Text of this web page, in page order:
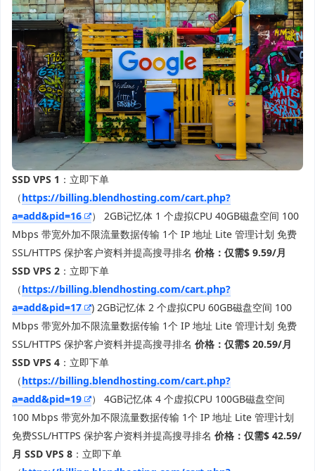
SSD VPS 1 ：立即下单
（https://billing.blendhosting.com/cart.php?
a=add&pid=16
） 2GB记忆体 1 个虚拟CPU 40GB磁盘空间 100
Mbps 带宽外加不限流量数据传输 1个 IP 地址 Lite 管理计划 免费
SSL/HTTPS 保护客户资料并提高搜寻排名 价格：仅需$ 9.59/月
SSD VPS 2 ：立即下单
（https://billing.blendhosting.com/cart.php?
a=add&pid=17
) 2GB记忆体 2 个虚拟CPU 60GB磁盘空间 100
Mbps 带宽外加不限流量数据传输 1个 IP 地址 Lite 管理计划 免费
SSL/HTTPS 保护客户资料并提高搜寻排名 价格：仅需$ 20.59/月
SSD VPS 4 ：立即下单
（https://billing.blendhosting.com/cart.php?
a=add&pid=19
） 4GB记忆体 4 个虚拟CPU 100GB磁盘空间
100 Mbps 带宽外加不限流量数据传输 1个 IP 地址 Lite 管理计划
免费SSL/HTTPS 保护客户资料并提高搜寻排名 价格：仅需$ 42.59/
月 SSD VPS 8 ：立即下单